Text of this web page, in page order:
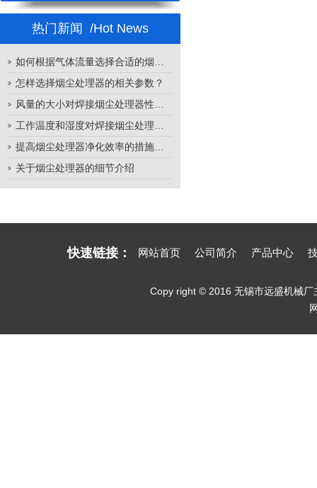
热门新闻 /Hot News
怎样选择烟尘处理器的相关参数？
关于烟尘处理器的细节介绍
快速链接： 网站首页 公司简介 产品中心
Copy right © 2016 无锡市远盛机械